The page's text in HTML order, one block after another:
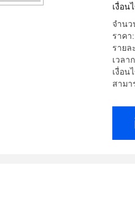
เงื่อน
จำน
ราคา
รายล
เวลา
เงื่อน
สามา